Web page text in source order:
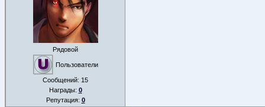
Рядовой
Пользователи
Сообщений: 15
Награды: 0
Репутация: 0